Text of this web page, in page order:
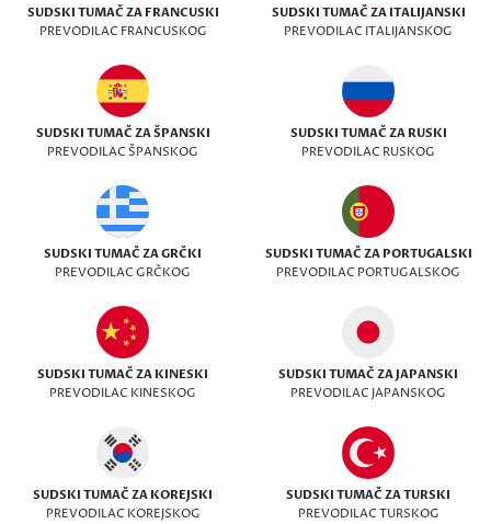
SUDSKI TUMAČ ZA FRANCUSKI
PREVODILAC FRANCUSKOG
SUDSKI TUMAČ ZA ITALIJANSKI
PREVODILAC ITALIJANSKOG
SUDSKI TUMAČ ZA ŠPANSKI
PREVODILAC ŠPANSKOG
SUDSKI TUMAČ ZA RUSKI
PREVODILAC RUSKOG
SUDSKI TUMAČ ZA GRČKI
PREVODILAC GRČKOG
SUDSKI TUMAČ ZA PORTUGALSKI
PREVODILAC PORTUGALSKOG
SUDSKI TUMAČ ZA KINESKI
PREVODILAC KINESKOG
SUDSKI TUMAČ ZA JAPANSKI
PREVODILAC JAPANSKOG
SUDSKI TUMAČ ZA KOREJSKI
PREVODILAC KOREJSKOG
SUDSKI TUMAČ ZA TURSKI
PREVODILAC TURSKOG